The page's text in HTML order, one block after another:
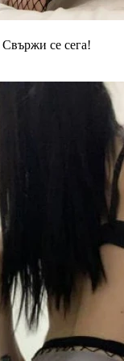
Свържи се сега!